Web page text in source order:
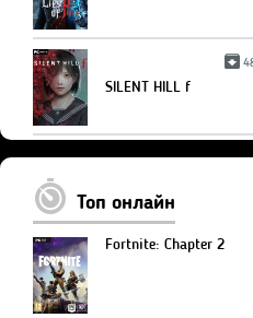
SILENT HILL f
Топ онлайн
Fortnite: Chapter 2